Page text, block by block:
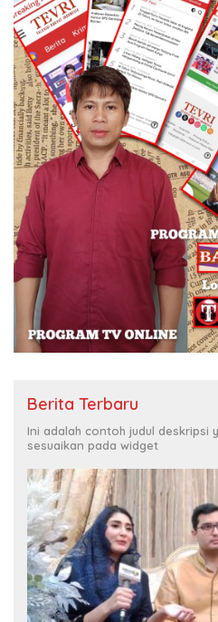
Berita Terbaru
Ini adalah contoh judul deskripsi
sesuaikan pada widget